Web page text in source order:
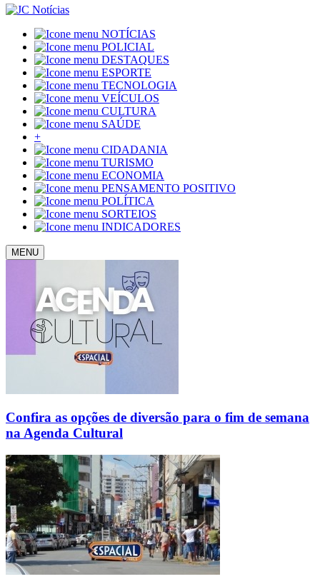
NOTÍCIAS
POLICIAL
DESTAQUES
ESPORTE
TECNOLOGIA
VEÍCULOS
CULTURA
SAÚDE
+
CIDADANIA
TURISMO
ECONOMIA
PENSAMENTO POSITIVO
POLÍTICA
SORTEIOS
INDICADORES
MENU
Confira as opções de diversão para o fim de semana
na Agenda Cultural